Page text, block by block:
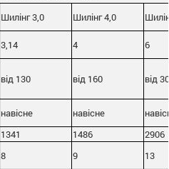
Шилінг 3,0 Шилінг 4,0
3,14 4
6
від 130 від 160 від
навісне навісне
1341 1486
2906
8 9
13